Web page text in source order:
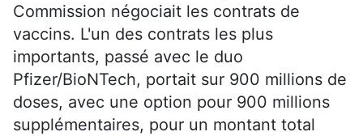
Commission négociait les contrats de
vaccins. L'un des contrats les plus
importants, passé avec le duo
Pfizer/BioNTech, portait sur 900 millions de
doses, avec une option pour 900 millions
supplémentaires, pour un montant total